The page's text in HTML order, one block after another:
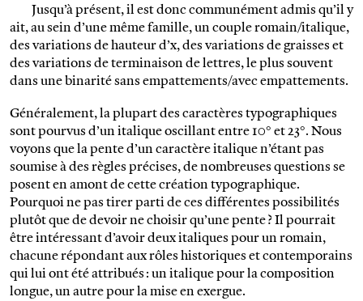
Jusqu’à présent, il est donc communément admis qu’il y
ait, au sein d’une même famille, un couple romain/italique,
des variations de hauteur d’x, des variations de graisses et
des variations de terminaison de lettres, le plus souvent
dans une binarité sans empattements/avec empattements.
Généralement, la plupart des caractères typographiques
sont pourvus d’un italique oscillant entre 10° et 23°. Nous
voyons que la pente d’un caractère italique n’étant pas
soumise à des règles précises, de nombreuses questions se
posent en amont de cette création typographique.
Pourquoi ne pas tirer parti de ces différentes possibilités
plutôt que de devoir ne choisir qu’une pente ? Il pourrait
être intéressant d’avoir deux italiques pour un romain,
chacune répondant aux rôles historiques et contemporains
qui lui ont été attribués : un italique pour la composition
longue, un autre pour la mise en exergue.